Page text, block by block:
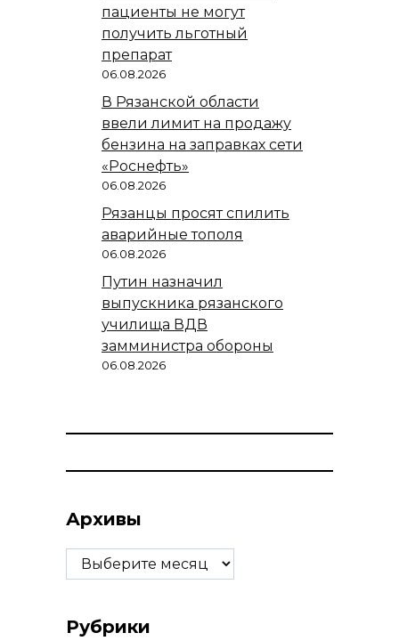
пациенты не могут
получить льготный
препарат
06.08.2026
В Рязанской области
ввели лимит на продажу
бензина на заправках сети
«Роснефть»
06.08.2026
Рязанцы просят спилить
аварийные тополя
06.08.2026
Путин назначил
выпускника рязанского
училища ВДВ
замминистра обороны
06.08.2026
Архивы
Архивы
Рубрики